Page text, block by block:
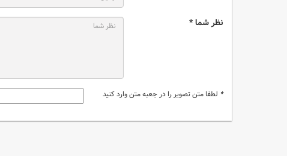
نظر شما *
* لطفا متن تصویر را در جعبه متن وارد کنید